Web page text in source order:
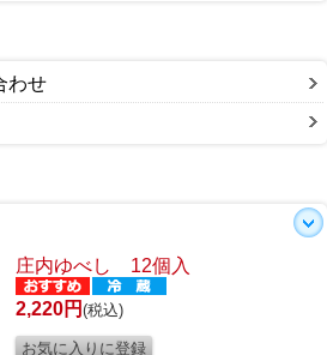
わせ
庄内ゆべし 12個入
2,220円 (税込)